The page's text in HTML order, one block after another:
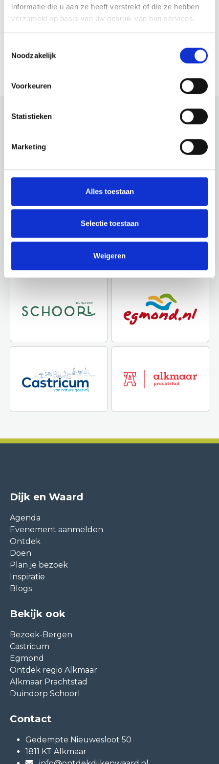
informatie die u aan ze heeft verstrekt of die ze hebben
verzameld op basis van uw gebruik van hun services.
Noodzakelijk
Voorkeuren
Statistieken
Marketing
Alles toestaan
Selectie toestaan
Weigeren
Website
websites om te zien wat deze prachtige omgeving
Dijk en Waard
Agenda
Evenement aanmelden
Ontdek
Doen
Plan je bezoek
Inspiratie
Blogs
Bekijk ook
Bezoek-Bergen
Castricum
Egmond
Ontdek regio Alkmaar
Alkmaar Prachtstad
Duindorp Schoorl
Contact
Gedempte Nieuwesloot 50
1811 KT Alkmaar